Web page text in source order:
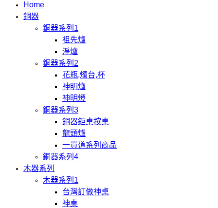
Home
銅器
銅器系列1
祖先爐
淨爐
銅器系列2
花瓶,燭台,杯
神明爐
神明燈
銅器系列3
銅器鉅桌按桌
龍頭爐
一貫道系列商品
銅器系列4
木器系列
木器系列1
台灣訂做神桌
神桌